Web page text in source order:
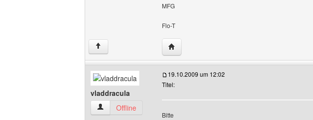
MFG
Flo-T
↑ Website dieses Benutzers besuchen: flo-t
vladdracula
vladdracula Benutzer-Profile anzeigen
Offline
19.10.2009 um 12:02
Titel:
Bitte